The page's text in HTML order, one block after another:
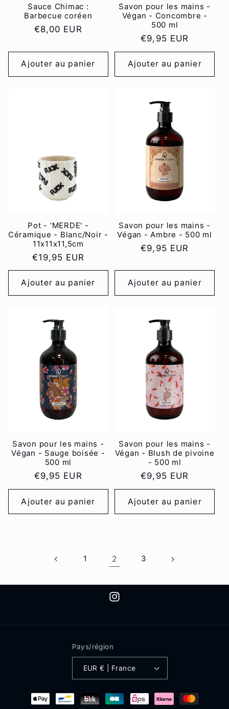
Sauce Chimac :
Barbecue coréen
Prix
€8,00 EUR
Ajouter au panier
Savon pour les mains -
Végan - Concombre -
500 ml
Prix
habituel
€9,95 EUR
Ajouter au panier
Pot - 'MERDE' -
Céramique - Blanc/Noir -
11x11x11,5cm
Prix
habituel
€19,95 EUR
Ajouter au panier
Savon pour les mains -
Végan - Ambre - 500 ml
Prix
€9,95 EUR
Ajouter au panier
Savon pour les mains -
Végan - Sauge boisée -
500 ml
Prix
habituel
€9,95 EUR
Ajouter au panier
Savon pour les mains -
Végan - Blush de pivoine
- 500 ml
Prix
habituel
€9,95 EUR
Ajouter au panier
1 2 3
Instagram
Pays/région
EUR € | France
Moyens